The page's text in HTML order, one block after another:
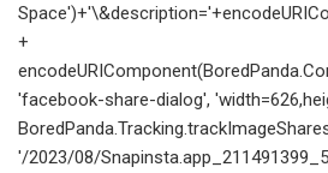
+
'facebook-share-dialog',
'/2023/08/